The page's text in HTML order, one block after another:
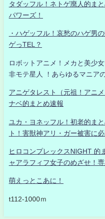
タダッフル！ネトゲ廃人的ま
パワーズ！
・ハゲッフル！哀愁のハゲ男
ゲっTEL？
ロボットアニメ！メカと美少
非モテ星人 ！あらゆるマニア
アニゲタレスト（元祖！アニ
ナベ的まとめ速報
ユカ・ヨネッフル！初老的ま
ト！害獣神アリ・ガー被害に
ヒロコンプレックスNIGHT 的
ャアラフィフ女子のめざせ！
萌えっとこあに！
t112-1000ｍ